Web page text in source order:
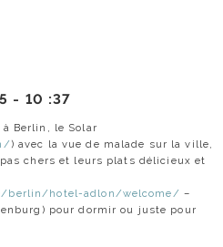
- 10 :37
Berlin, le Solar
) avec la vue de malade sur la ville,
chers et leurs plats délicieux et
berlin/hotel-adlon/welcome/ –
pour dormir ou juste pour